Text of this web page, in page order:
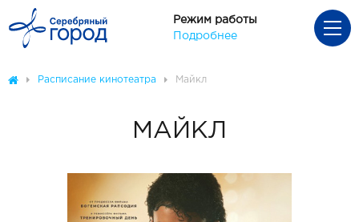
Режим работы
Подробнее
Расписание кинотеатра Майкл
МАЙКЛ